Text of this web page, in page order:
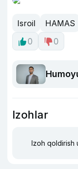
Isroil HAMAS
0
0
Izohlar
Izoh qoldirish